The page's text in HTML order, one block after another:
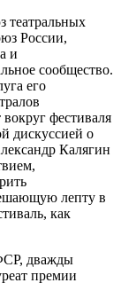
театральных
России,
и
сообщество.
его
фестиваля
дискуссией о
Калягин
лепту в
как
дважды
премии